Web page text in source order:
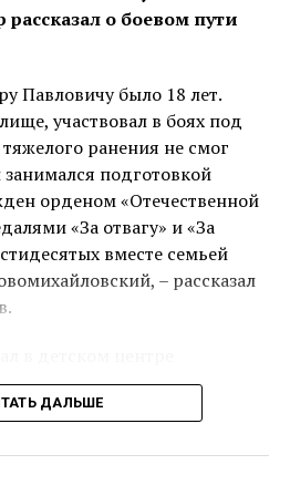
ГосЮрБюро
в станице Отрадной
рассказал о боевом пути
Павловичу было 18 лет.
участвовал в боях под
ранения не смог
подготовкой
орденом «Отечественной
«За отвагу» и «За
вместе семьей
– рассказал
потом – заведующим
управления. Всегда
ДАЛЬШЕ